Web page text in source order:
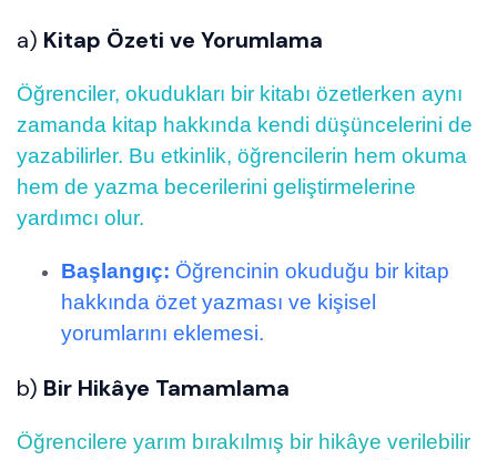
a) Kitap Özeti ve Yorumlama
Öğrenciler, okudukları bir kitabı özetlerken aynı
zamanda kitap hakkında kendi düşüncelerini de
yazabilirler. Bu etkinlik, öğrencilerin hem okuma
hem de yazma becerilerini geliştirmelerine
yardımcı olur.
Başlangıç: Öğrencinin okuduğu bir kitap
hakkında özet yazması ve kişisel
yorumlarını eklemesi.
b) Bir Hikâye Tamamlama
Öğrencilere yarım bırakılmış bir hikâye verilebilir